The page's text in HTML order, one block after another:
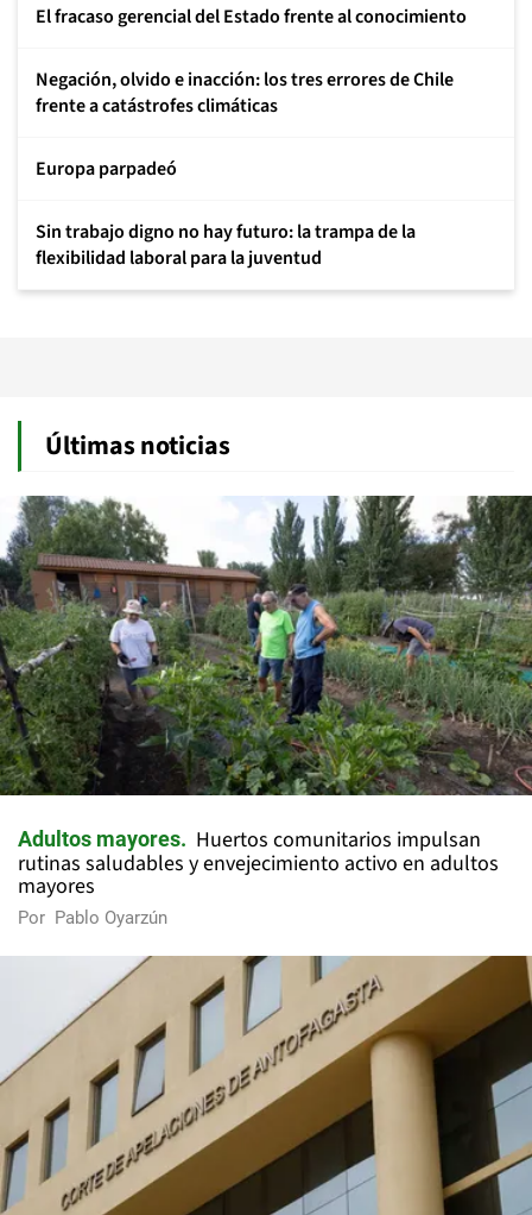
El fracaso gerencial del Estado frente al conocimiento
Negación, olvido e inacción: los tres errores de Chile
frente a catástrofes climáticas
Europa parpadeó
Sin trabajo digno no hay futuro: la trampa de la
flexibilidad laboral para la juventud
Últimas noticias
Adultos mayores
Huertos comunitarios impulsan
rutinas saludables y envejecimiento activo en adultos
mayores
Por Pablo Oyarzún